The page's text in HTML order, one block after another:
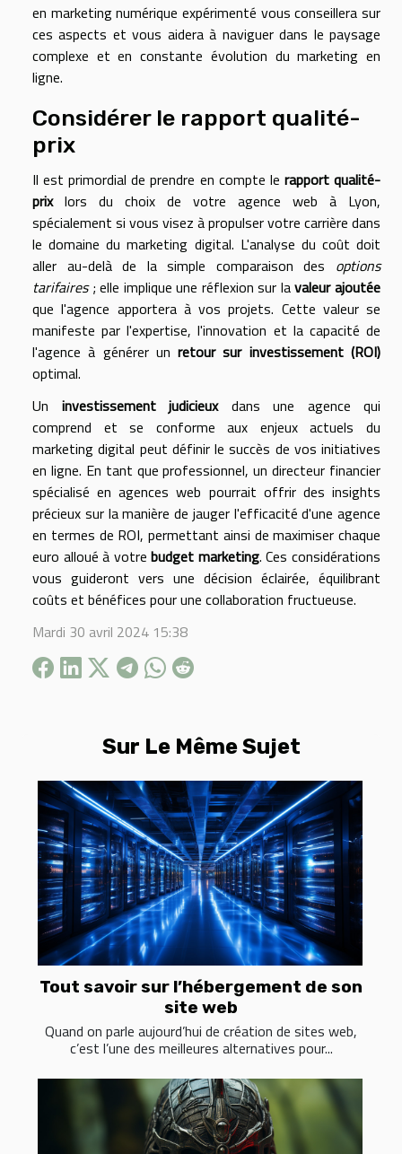
Sur Le Même Sujet
Tout savoir sur l’hébergement de son
site web
Quand on parle aujourd’hui de création de sites web,
c’est l’une des meilleures alternatives pour...
en marketing numérique expérimenté vous conseillera sur
ces aspects et vous aidera à naviguer dans le paysage
complexe et en constante évolution du marketing en
ligne.
Considérer le rapport qualité-
prix
Il est primordial de prendre en compte le rapport qualité-
prixlors du choix de votre agence web à Lyon,
spécialement si vous visez à propulser votre carrière dans
le domaine du marketing digital. L'analyse du coût doit
aller au-delà de la simple comparaison des options
tarifaires; elle implique une réflexion sur lavaleur ajoutée
que l'agence apportera à vos projets. Cette valeur se
manifeste par l'expertise, l'innovation et la capacité de
l'agence à générer unretour sur investissement (ROI)
optimal.
Un investissement judicieuxdans une agence qui
comprend et se conforme aux enjeux actuels du
marketing digital peut définir le succès de vos initiatives
en ligne. En tant que professionnel, un directeur financier
spécialisé en agences web pourrait offrir des insights
précieux sur la manière de jauger l'efficacité d'une agence
en termes de ROI, permettant ainsi de maximiser chaque
euro alloué à votrebudget marketing. Ces considérations
vous guideront vers une décision éclairée, équilibrant
coûts et bénéfices pour une collaboration fructueuse.
Mardi 30 avril 2024 15:38